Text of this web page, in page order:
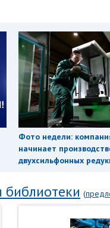
Фото недели:
начинает
двухсильфонных
библиотеки (